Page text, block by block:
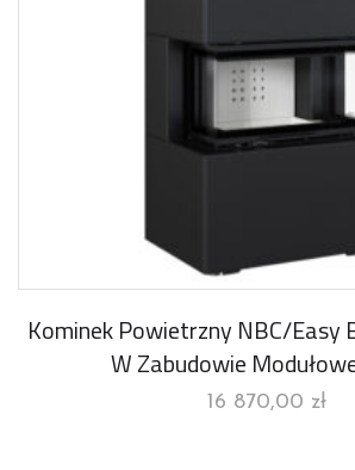
Kominek Powietrzny NBC/Easy
W Zabudowie
16 870,00 zł